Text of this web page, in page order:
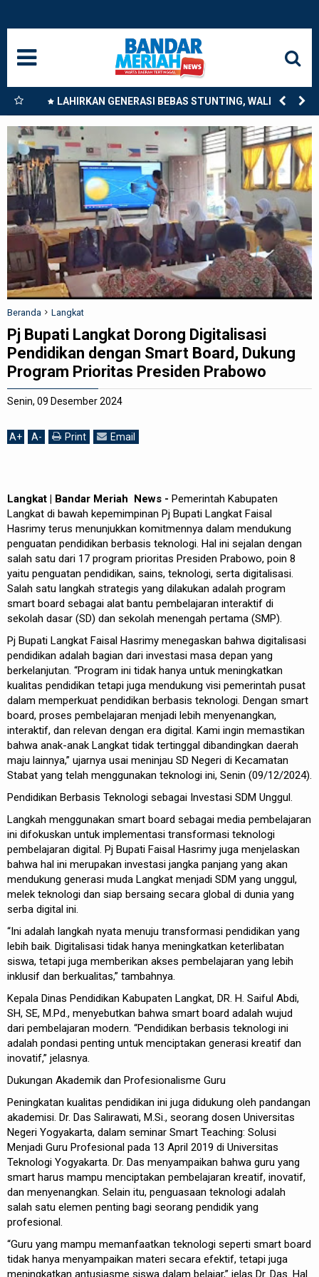
LAHIRKAN GENERASI BEBAS STUNTING, WALI KOTA
TEBING TINGGI DORONG OPTIMALISASI SP3 CATIN
Beranda Langkat
Pj Bupati Langkat Dorong Digitalisasi
Pendidikan dengan Smart Board, Dukung
Program Prioritas Presiden Prabowo
Senin, 09 Desember 2024
A+ A- Print Email
Langkat | Bandar Meriah News - Pemerintah Kabupaten
Langkat di bawah kepemimpinan Pj Bupati Langkat Faisal
Hasrimy terus menunjukkan komitmennya dalam mendukung
penguatan pendidikan berbasis teknologi. Hal ini sejalan dengan
salah satu dari 17 program prioritas Presiden Prabowo, poin 8
yaitu penguatan pendidikan, sains, teknologi, serta digitalisasi.
Salah satu langkah strategis yang dilakukan adalah program
smart board sebagai alat bantu pembelajaran interaktif di
sekolah dasar (SD) dan sekolah menengah pertama (SMP).
Pj Bupati Langkat Faisal Hasrimy menegaskan bahwa digitalisasi
pendidikan adalah bagian dari investasi masa depan yang
berkelanjutan. “Program ini tidak hanya untuk meningkatkan
kualitas pendidikan tetapi juga mendukung visi pemerintah pusat
dalam memperkuat pendidikan berbasis teknologi. Dengan smart
board, proses pembelajaran menjadi lebih menyenangkan,
interaktif, dan relevan dengan era digital. Kami ingin memastikan
bahwa anak-anak Langkat tidak tertinggal dibandingkan daerah
maju lainnya,” ujarnya usai meninjau SD Negeri di Kecamatan
Stabat yang telah menggunakan teknologi ini, Senin (09/12/2024).
Pendidikan Berbasis Teknologi sebagai Investasi SDM Unggul.
Langkah menggunakan smart board sebagai media pembelajaran
ini difokuskan untuk implementasi transformasi teknologi
pembelajaran digital. Pj Bupati Faisal Hasrimy juga menjelaskan
bahwa hal ini merupakan investasi jangka panjang yang akan
mendukung generasi muda Langkat menjadi SDM yang unggul,
melek teknologi dan siap bersaing secara global di dunia yang
serba digital ini.
“Ini adalah langkah nyata menuju transformasi pendidikan yang
lebih baik. Digitalisasi tidak hanya meningkatkan keterlibatan
siswa, tetapi juga memberikan akses pembelajaran yang lebih
inklusif dan berkualitas,” tambahnya.
Kepala Dinas Pendidikan Kabupaten Langkat, DR. H. Saiful Abdi,
SH, SE, M.Pd., menyebutkan bahwa smart board adalah wujud
dari pembelajaran modern. “Pendidikan berbasis teknologi ini
adalah pondasi penting untuk menciptakan generasi kreatif dan
inovatif,” jelasnya.
Dukungan Akademik dan Profesionalisme Guru
Peningkatan kualitas pendidikan ini juga didukung oleh pandangan
akademisi. Dr. Das Salirawati, M.Si., seorang dosen Universitas
Negeri Yogyakarta, dalam seminar Smart Teaching: Solusi
Menjadi Guru Profesional pada 13 April 2019 di Universitas
Teknologi Yogyakarta. Dr. Das menyampaikan bahwa guru yang
smart harus mampu menciptakan pembelajaran kreatif, inovatif,
dan menyenangkan. Selain itu, penguasaan teknologi adalah
salah satu elemen penting bagi seorang pendidik yang
profesional.
“Guru yang mampu memanfaatkan teknologi seperti smart board
tidak hanya menyampaikan materi secara efektif, tetapi juga
NASIONAL
SUMUT
MEDAN
LANGKAT
ACEH
BISNIS
EDUKASI
ADVETORIAL
REDAKSI